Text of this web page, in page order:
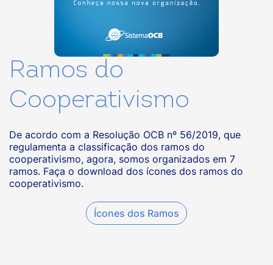
Ramos do
Cooperativismo
De acordo com a Resolução OCB nº 56/2019, que
regulamenta a classificação dos ramos do
cooperativismo, agora, somos organizados em 7
ramos. Faça o download dos ícones dos ramos do
cooperativismo.
Ícones dos Ramos